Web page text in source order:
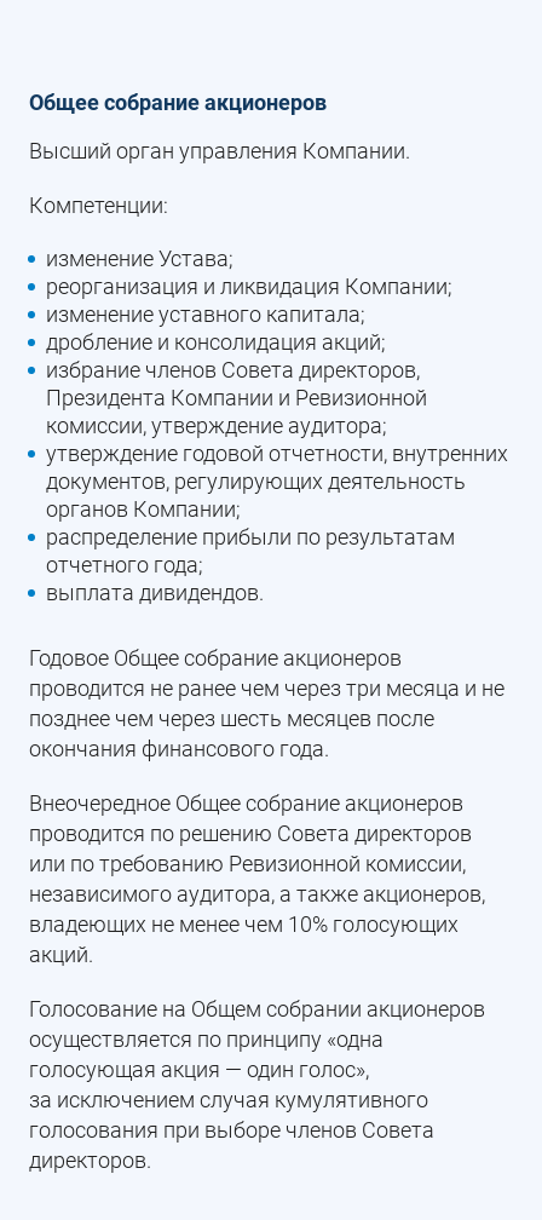
Общее собрание акционеров
Высший орган управления Компании.
Компетенции:
изменение Устава;
реорганизация и ликвидация Компании;
изменение уставного капитала;
дробление и консолидация акций;
избрание членов Совета директоров,
Президента Компании и Ревизионной
комиссии, утверждение аудитора;
утверждение годовой отчетности, внутренних
документов, регулирующих деятельность
органов Компании;
распределение прибыли по результатам
отчетного года;
выплата дивидендов.
Годовое Общее собрание акционеров
проводится не ранее чем через три месяца и не
позднее чем через шесть месяцев после
окончания финансового года.
Внеочередное Общее собрание акционеров
проводится по решению Совета директоров
или по требованию Ревизионной комиссии,
независимого аудитора, а также акционеров,
владеющих не менее чем 10% голосующих
акций.
Голосование на Общем собрании акционеров
осуществляется по принципу «одна
голосующая акция — один голос»,
за исключением случая кумулятивного
голосования при выборе членов Совета
директоров.